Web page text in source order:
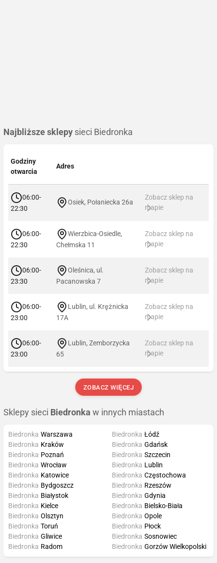
Najbliższe sklepy sieci Biedronka
Godziny
otwarcia
Adres
06:00-
22:30
Osiek, Połaniecka 26a
Zobacz sklep na
mapie
06:00-
22:30
Wierzbica-Osiedle,
Chełmska 11
Zobacz sklep na
mapie
06:00-
23:30
Oleśnica, ul.
Pacanowska 7
Zobacz sklep na
mapie
06:00-
23:00
Lublin, ul. Krężnicka
17A
Zobacz sklep na
mapie
06:00-
23:00
Lublin, Zemborzycka
65
Zobacz sklep na
mapie
ZOBACZ WIĘCEJ
Sklepy sieci Biedronka w innych miastach
Biedronka Warszawa
Biedronka Kraków
Biedronka Poznań
Biedronka Wrocław
Biedronka Łódź
Biedronka Gdańsk
Biedronka Szczecin
Biedronka Lublin
Biedronka Katowice
Biedronka Bydgoszcz
Biedronka Białystok
Biedronka Kielce
Biedronka Częstochowa
Biedronka Rzeszów
Biedronka Gdynia
Biedronka Bielsko-Biała
Biedronka Olsztyn
Biedronka Toruń
Biedronka Gliwice
Biedronka Radom
Biedronka Opole
Biedronka Płock
Biedronka Sosnowiec
Biedronka Gorzów Wielkopolski